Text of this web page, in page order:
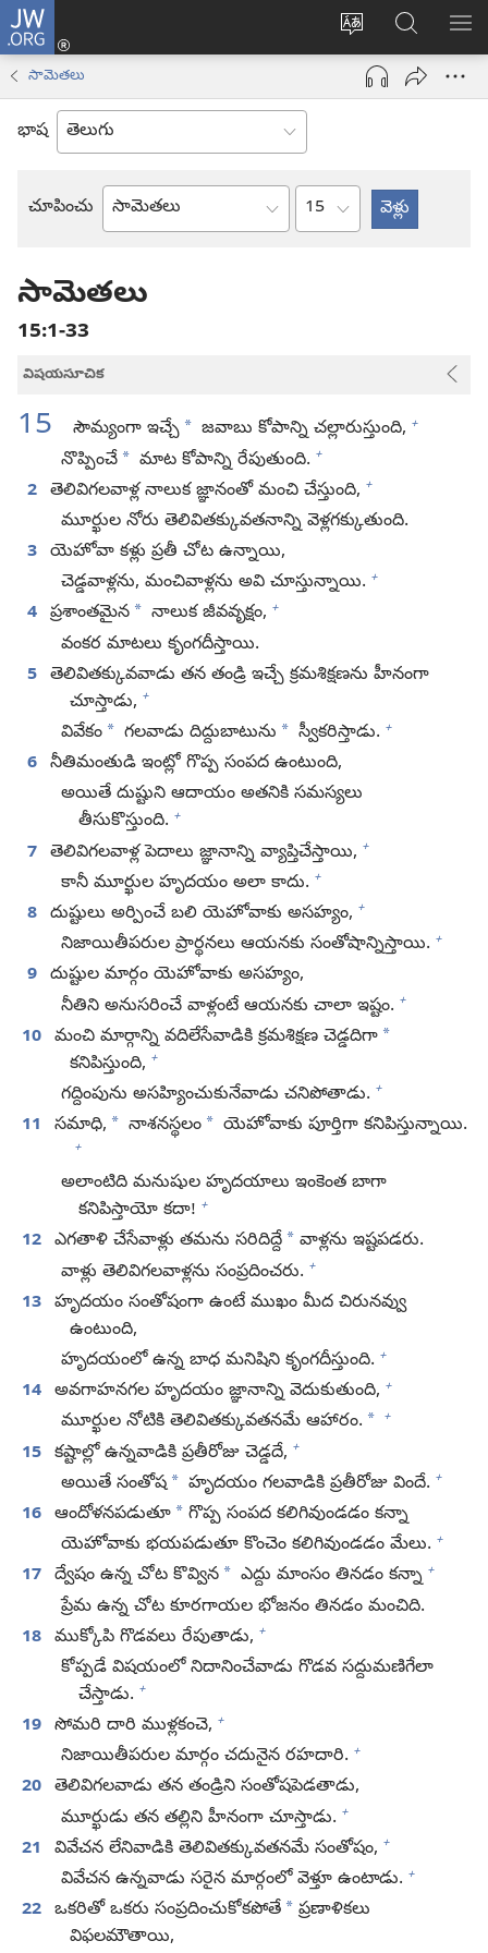
JW.ORG
సైట్
భాష
మార్చండి
లాగిన్
(కొత్త
ఓపెన్‌
JW.ORGలో
వెదకండి
సామెతలు
భాష
చూపించు
బైబిలు
అధ్యాయం
సామెతలు
15:1-33
విషయసూచిక
15 సౌమ్యంగా ఇచ్చే * జవాబు కోపాన్ని చల్లారుస్తుంది, +
నొప్పించే * మాట కోపాన్ని రేపుతుంది. +
2 తెలివిగలవాళ్ల నాలుక జ్ఞానంతో మంచి చేస్తుంది, +
మూర్ఖుల నోరు తెలివితక్కువతనాన్ని వెళ్లగక్కుతుంది.
3 యెహోవా కళ్లు ప్రతీ చోట ఉన్నాయి,
చెడ్డవాళ్లను, మంచివాళ్లను అవి చూస్తున్నాయి. +
4 ప్రశాంతమైన * నాలుక జీవవృక్షం, +
వంకర మాటలు కృంగదీస్తాయి.
5 తెలివితక్కువవాడు తన తండ్రి ఇచ్చే క్రమశిక్షణను హీనంగా
చూస్తాడు, +
వివేకం * గలవాడు దిద్దుబాటును * స్వీకరిస్తాడు. +
6 నీతిమంతుడి ఇంట్లో గొప్ప సంపద ఉంటుంది,
అయితే దుష్టుని ఆదాయం అతనికి సమస్యలు
తీసుకొస్తుంది. +
7 తెలివిగలవాళ్ల పెదాలు జ్ఞానాన్ని వ్యాప్తిచేస్తాయి, +
కానీ మూర్ఖుల హృదయం అలా కాదు. +
8 దుష్టులు అర్పించే బలి యెహోవాకు అసహ్యం, +
నిజాయితీపరుల ప్రార్థనలు ఆయనకు సంతోషాన్నిస్తాయి. +
9 దుష్టుల మార్గం యెహోవాకు అసహ్యం,
నీతిని అనుసరించే వాళ్లంటే ఆయనకు చాలా ఇష్టం. +
10 మంచి మార్గాన్ని వదిలేసేవాడికి క్రమశిక్షణ చెడ్డదిగా *
కనిపిస్తుంది, +
గద్దింపును అసహ్యించుకునేవాడు చనిపోతాడు. +
11 సమాధి, * నాశనస్థలం * యెహోవాకు పూర్తిగా కనిపిస్తున్నాయి.
+
అలాంటిది మనుషుల హృదయాలు ఇంకెంత బాగా
కనిపిస్తాయో కదా! +
12 ఎగతాళి చేసేవాళ్లు తమను సరిదిద్దే * వాళ్లను ఇష్టపడరు.
వాళ్లు తెలివిగలవాళ్లను సంప్రదించరు. +
13 హృదయం సంతోషంగా ఉంటే ముఖం మీద చిరునవ్వు
ఉంటుంది,
హృదయంలో ఉన్న బాధ మనిషిని కృంగదీస్తుంది. +
14 అవగాహనగల హృదయం జ్ఞానాన్ని వెదుకుతుంది, +
మూర్ఖుల నోటికి తెలివితక్కువతనమే ఆహారం. * +
15 కష్టాల్లో ఉన్నవాడికి ప్రతీరోజు చెడ్డదే, +
అయితే సంతోష * హృదయం గలవాడికి ప్రతీరోజు విందే. +
16 ఆందోళనపడుతూ * గొప్ప సంపద కలిగివుండడం కన్నా
యెహోవాకు భయపడుతూ కొంచెం కలిగివుండడం మేలు. +
17 ద్వేషం ఉన్న చోట కొవ్విన * ఎద్దు మాంసం తినడం కన్నా +
ప్రేమ ఉన్న చోట కూరగాయల భోజనం తినడం మంచిది.
18 ముక్కోపి గొడవలు రేపుతాడు, +
కోప్పడే విషయంలో నిదానించేవాడు గొడవ సద్దుమణిగేలా
చేస్తాడు. +
19 సోమరి దారి ముళ్లకంచె, +
నిజాయితీపరుల మార్గం చదునైన రహదారి. +
20 తెలివిగలవాడు తన తండ్రిని సంతోషపెడతాడు,
మూర్ఖుడు తన తల్లిని హీనంగా చూస్తాడు. +
21 వివేచన లేనివాడికి తెలివితక్కువతనమే సంతోషం, +
వివేచన ఉన్నవాడు సరైన మార్గంలో వెళ్తూ ఉంటాడు. +
22 ఒకరితో ఒకరు సంప్రదించుకోకపోతే * ప్రణాళికలు
విఫలమౌతాయి,